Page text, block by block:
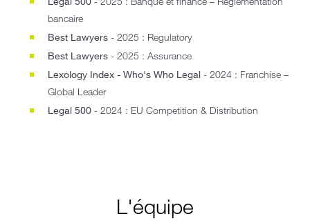
bancaire
Best Lawyers - 2025 : Regulatory
Best Lawyers - 2025 : Assurance
Lexology Index - Who's Who Legal - 2024 : Franchise –
Global Leader
Legal 500 - 2024 : EU Competition & Distribution
L'équipe